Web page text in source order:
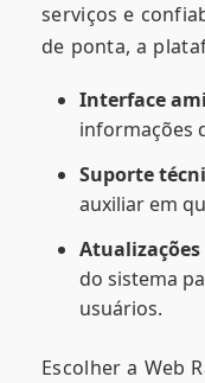
serviços e
de ponta, a
Interface
informações
Suporte
auxiliar em
do sistema
usuários.
Escolher a Web